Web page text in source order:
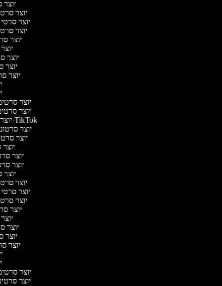
יוצר
יוצר
יוצר סרטי
יוצר
יוצר
יוצר
יוצר
יוצר
יוצר
יוצר
יוצר סרטונים ל-TikTok
יוצר
יוצר
יוצר
יוצר
יוצר
יוצר
יוצר סרטי
יוצר
יוצר
יוצר
יוצר
יוצר
יוצר
יוצר